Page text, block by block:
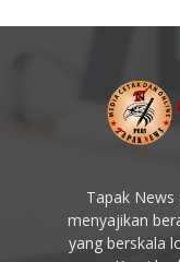
Tapak
menyajikan
yang berskala